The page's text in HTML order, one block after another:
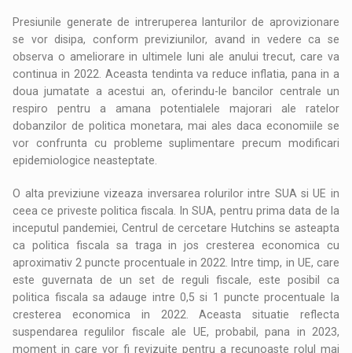
Presiunile generate de intreruperea lanturilor de aprovizionare
se vor disipa, conform previziunilor, avand in vedere ca se
observa o ameliorare in ultimele luni ale anului trecut, care va
continua in 2022. Aceasta tendinta va reduce inflatia, pana in a
doua jumatate a acestui an, oferindu-le bancilor centrale un
respiro pentru a amana potentialele majorari ale ratelor
dobanzilor de politica monetara, mai ales daca economiile se
vor confrunta cu probleme suplimentare precum modificari
epidemiologice neasteptate.
O alta previziune vizeaza inversarea rolurilor intre SUA si UE in
ceea ce priveste politica fiscala. In SUA, pentru prima data de la
inceputul pandemiei, Centrul de cercetare Hutchins se asteapta
ca politica fiscala sa traga in jos cresterea economica cu
aproximativ 2 puncte procentuale in 2022. Intre timp, in UE, care
este guvernata de un set de reguli fiscale, este posibil ca
politica fiscala sa adauge intre 0,5 si 1 puncte procentuale la
cresterea economica in 2022. Aceasta situatie reflecta
suspendarea regulilor fiscale ale UE, probabil, pana in 2023,
moment in care vor fi revizuite pentru a recunoaste rolul mai